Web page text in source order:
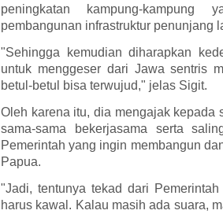
peningkatan kampung-kampung
pembangunan infrastruktur penunjang
"Sehingga kemudian diharapkan
untuk menggeser dari Jawa sentris
betul-betul bisa terwujud," jelas Sigit.
Oleh karena itu, dia mengajak kepada
sama-sama bekerjasama serta
Pemerintah yang ingin membangun
Papua.
"Jadi, tentunya tekad dari
harus kawal. Kalau masih ada suara,